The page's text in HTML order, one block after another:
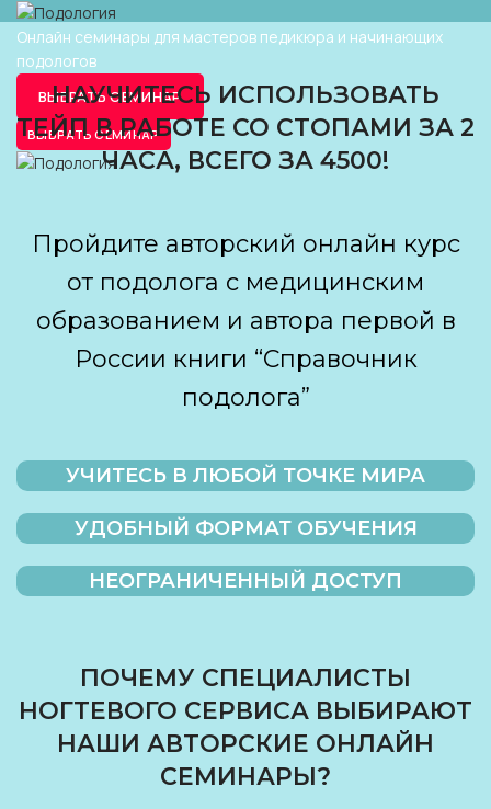
Онлайн семинары для мастеров педикюра и начинающих
подологов
ВЫБРАТЬ СЕМИНАР
ВЫБРАТЬ СЕМИНАР
НАУЧИТЕСЬ ИСПОЛЬЗОВАТЬ
ТЕЙП В РАБОТЕ СО СТОПАМИ ЗА 2
ЧАСА, ВСЕГО ЗА 4500!
Пройдите авторский онлайн курс
от подолога с медицинским
образованием и автора первой в
России книги “Справочник
подолога”
УЧИТЕСЬ В ЛЮБОЙ ТОЧКЕ МИРА
УДОБНЫЙ ФОРМАТ ОБУЧЕНИЯ
НЕОГРАНИЧЕННЫЙ ДОСТУП
ПОЧЕМУ СПЕЦИАЛИСТЫ
НОГТЕВОГО СЕРВИСА ВЫБИРАЮТ
НАШИ АВТОРСКИЕ ОНЛАЙН
СЕМИНАРЫ?